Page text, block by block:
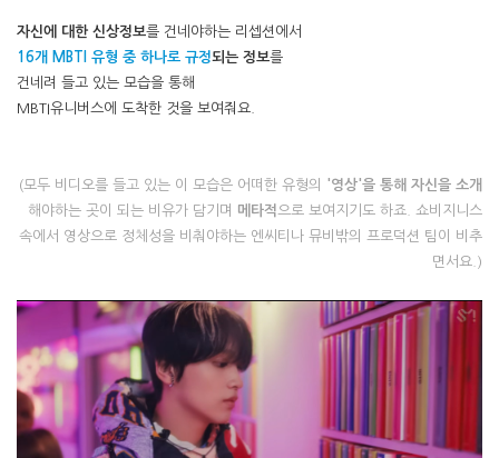
자신에 대한 신상정보를 건네야하는 리셉션에서
16개 MBTI 유형 중 하나로 규정되는 정보를
건네려 들고 있는 모습을 통해
MBTI유니버스에 도착한 것을 보여줘요.
(모두 비디오를 들고 있는 이 모습은 어떠한 유형의 '영상'을 통해 자신을 소개
해야하는 곳이 되는 비유가 담기며 메타적으로 보여지기도 하죠. 쇼비지니스
속에서 영상으로 정체성을 비춰야하는 엔씨티나 뮤비밖의 프로덕션 팀이 비추
면서요.)